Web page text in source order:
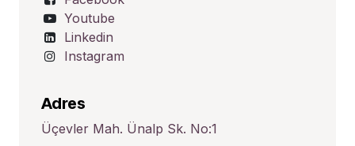
Youtube
Linkedin
Instagram
Adres
Üçevler Mah. Ünalp Sk. No:1